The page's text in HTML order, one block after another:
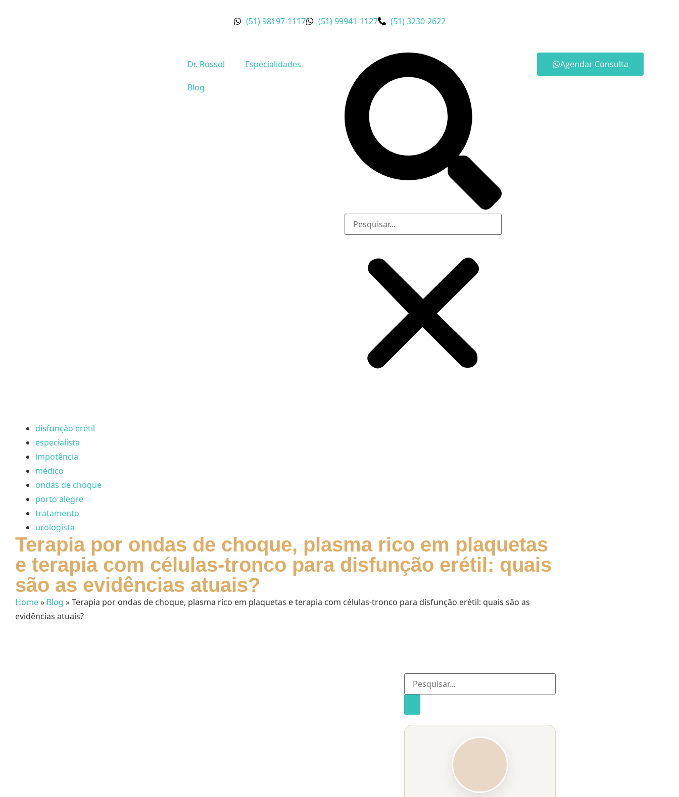
(51) 98197-1117 (51) 99941-1127 (51) 3230-2622
Dr. Rossol Especialidades
Blog
Agendar Consulta
disfunção erétil
especialista
impotência
médico
ondas de choque
porto alegre
tratamento
urologista
Terapia por ondas de choque, plasma rico em plaquetas
e terapia com células-tronco para disfunção erétil: quais
são as evidências atuais?
Home» Blog »Terapia por ondas de choque, plasma rico em plaquetas e terapia com células-tronco para disfunção erétil: quais são as
evidências atuais?